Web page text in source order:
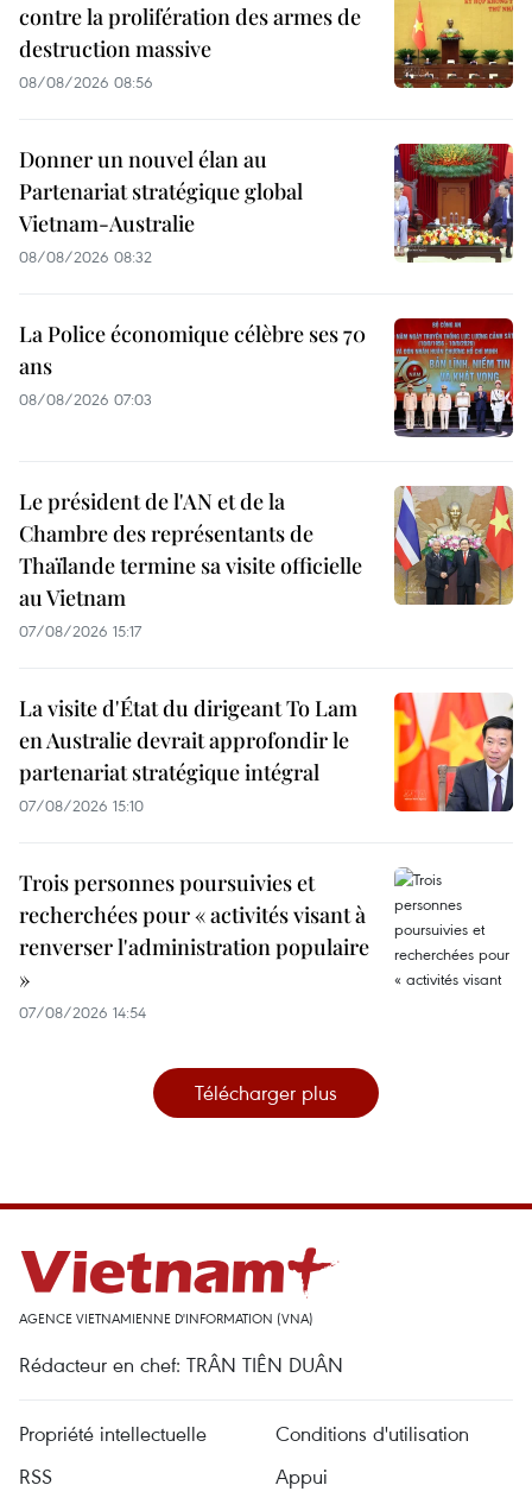
contre la prolifération des armes de
destruction massive
08/08/2026 08:56
Donner un nouvel élan au
Partenariat stratégique global
Vietnam-Australie
08/08/2026 08:32
La Police économique célèbre ses 70
ans
08/08/2026 07:03
Le président de l'AN et de la
Chambre des représentants de
Thaïlande termine sa visite officielle
au Vietnam
07/08/2026 15:17
La visite d'État du dirigeant To Lam
en Australie devrait approfondir le
partenariat stratégique intégral
07/08/2026 15:10
Trois personnes poursuivies et
recherchées pour « activités visant à
renverser l'administration populaire
»
07/08/2026 14:54
Télécharger plus
AGENCE VIETNAMIENNE D'INFORMATION (VNA)
Rédacteur en chef: TRÂN TIÊN DUÂN
Propriété intellectuelle
Conditions d'utilisation
RSS
Appui